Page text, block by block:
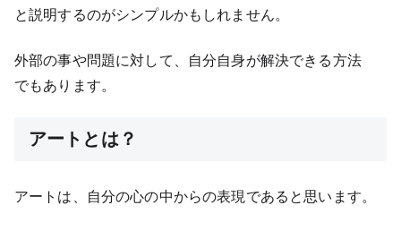
と説明するのがシンプルかもしれません。
外部の事や問題に対して、自分自身が解決できる方法
でもあります。
アートとは？
アートは、自分の心の中からの表現であると思います。